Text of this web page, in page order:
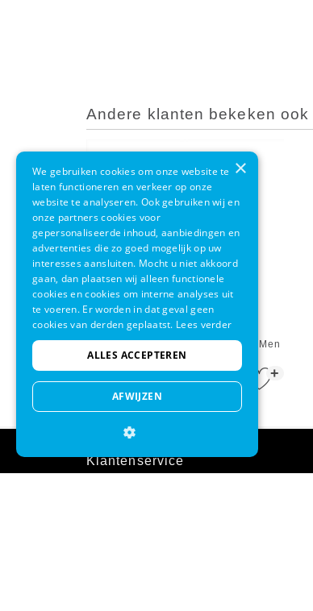
Andere klanten bekeken ook
+
Wandelsokken Falke TK 5 Short Men
Asphalt Melange
Klantenservice
×
We gebruiken cookies om onze website te
laten functioneren en verkeer op onze
website te analyseren. Ook gebruiken wij en
onze partners cookies voor
gepersonaliseerde inhoud, aanbiedingen en
advertenties die zo goed mogelijk op uw
interesses aansluiten. Mocht u niet akkoord
gaan, dan plaatsen wij alleen functionele
cookies en cookies om interne analyses uit
te voeren. Er worden in dat geval geen
cookies van derden geplaatst. Lees verder
ALLES ACCEPTEREN
AFWIJZEN